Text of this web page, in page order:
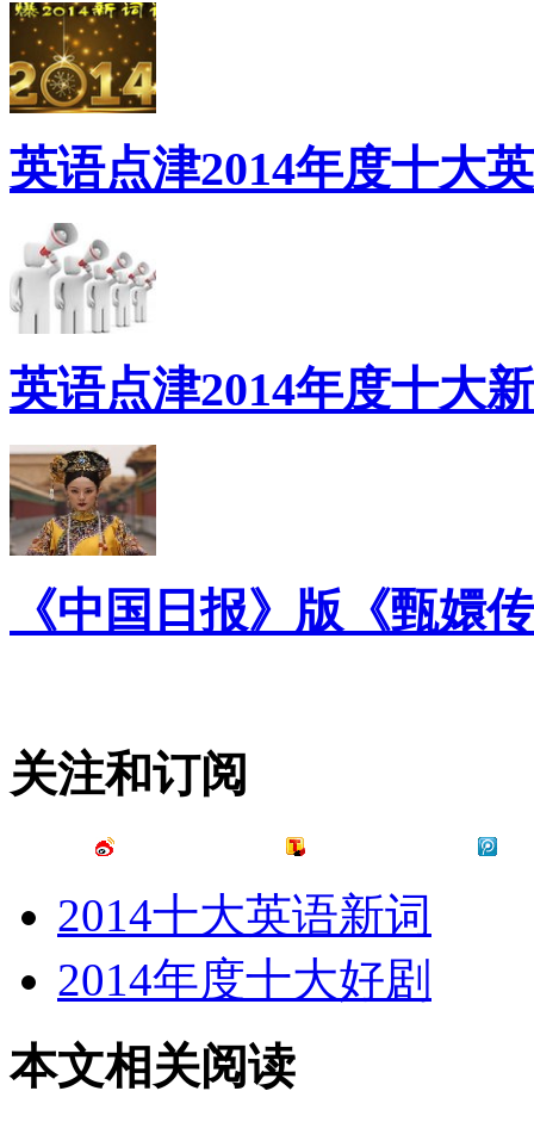
英语点津2014年度十大
英语点津2014年度十大
《中国日报》版《甄嬛
关注和订阅
2014十大英语新词
2014年度十大好剧
本文相关阅读